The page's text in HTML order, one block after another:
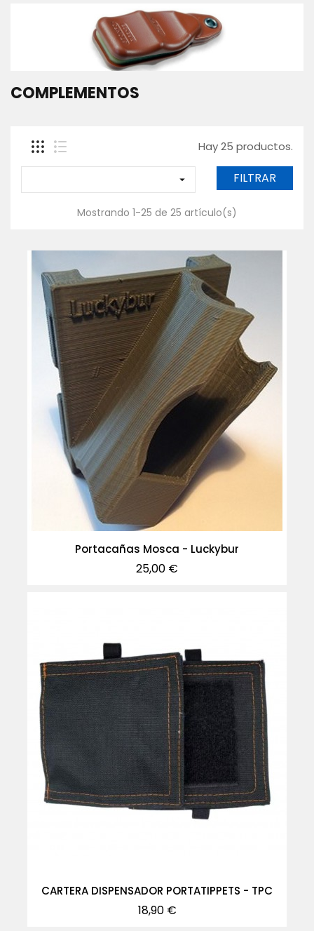
SACADERAS
MANGOS
POLARIZADAS
CAJAS,
ROPA
TEXTIL
WADERS
BOTAS
COMPLEMENTOS
Hay 25 productos.
 FILTRAR
Mostrando 1-25 de 25 artículo(s)
Portacañas Mosca - Luckybur
Precio
25,00 €
CARTERA DISPENSADOR PORTATIPPETS - TPC
Precio
18,90 €